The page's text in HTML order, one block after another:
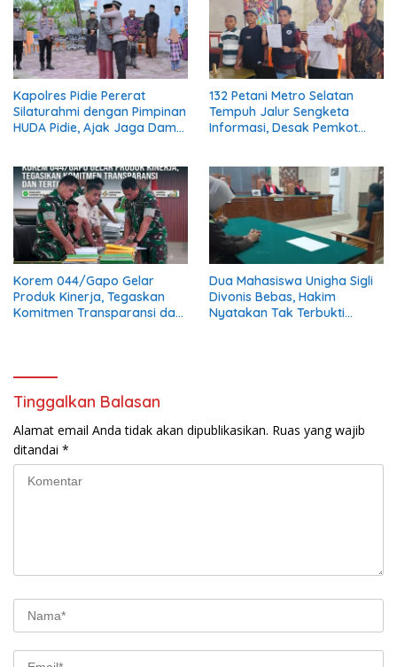
Kapolres Pidie Pererat
Silaturahmi dengan Pimpinan
HUDA Pidie, Ajak Jaga Damai
132 Petani Metro Selatan
Tempuh Jalur Sengketa
Informasi, Desak Pemkot
Korem 044/Gapo Gelar
Produk Kinerja, Tegaskan
Komitmen Transparansi dan
Dua Mahasiswa Unigha Sigli
Divonis Bebas, Hakim
Nyatakan Tak Terbukti
Tinggalkan Balasan
Alamat email Anda tidak akan dipublikasikan. Ruas yang wajib
ditandai *